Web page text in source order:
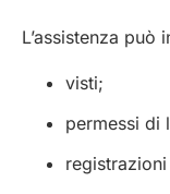
L’assistenza
visti;
permessi di